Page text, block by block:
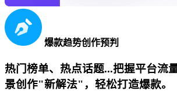
爆款趋势创作预判
热门榜单、热点话题...把握平台流
景创作"新解法"，轻松打造爆款。